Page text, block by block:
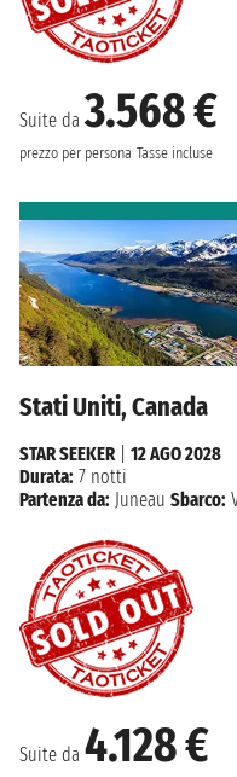
Suite da3.568 €
prezzo per persona Tasse incluse
Stati Uniti, Canada
Suite da 4.128 €
STAR SEEKER| 12 AGO 2028
Durata: 7 notti
Partenza da: Juneau Sbarco: